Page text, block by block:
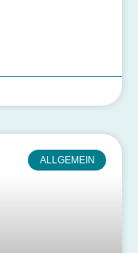
ALLGEMEIN